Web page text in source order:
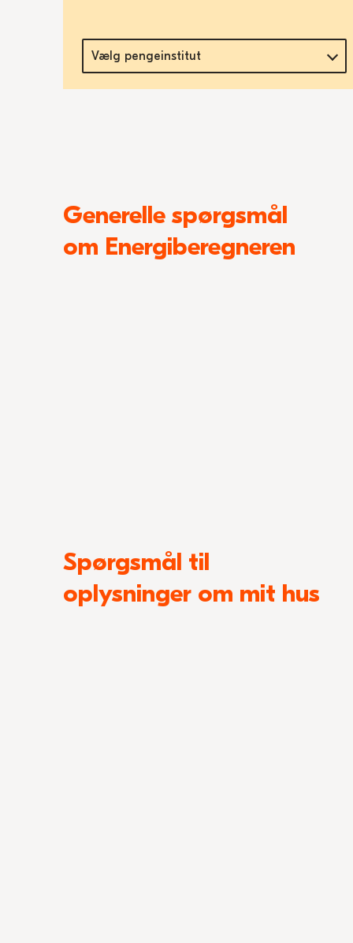
Vælg pengeinstitut
Generelle spørgsmål
om Energiberegneren
Spørgsmål til
oplysninger om mit hus